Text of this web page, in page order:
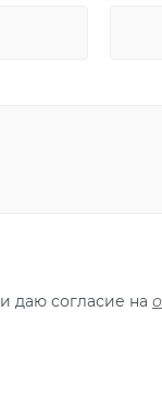
и даю согласие на